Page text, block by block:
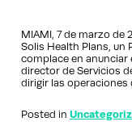
MIAMI, 7 de marzo de
Solis Health Plans, un
complace en
director de Servicios
dirigir las operaciones
Posted in